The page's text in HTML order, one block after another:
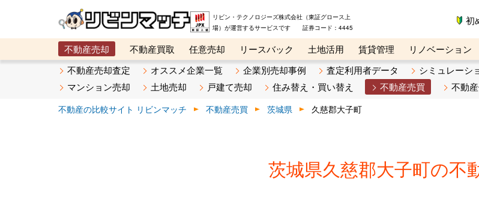
リビン・テクノロジーズ株式会社（東証グロース上
場）が運営するサービスです 証券コード：4445
初
不動産売却 不動産買取 任意売却 リースバック 土地活用 賃貸管理 リノベーション
メタ住宅展示場
ベスト不動産カンパニー オンライン講座 リビンマガジンBiz 不動産売却ご
不動産売却査定 オススメ企業一覧 企業別売却事例 査定利用者データ
シミュレーシ
マンション売却
土地売却 戸建て売却 住み替え・買い替え 不動産売買 不動
不動産の比較サイト リビンマッチ 不動産売買 茨城県 久慈郡大子町
茨城県久慈郡大子町の不